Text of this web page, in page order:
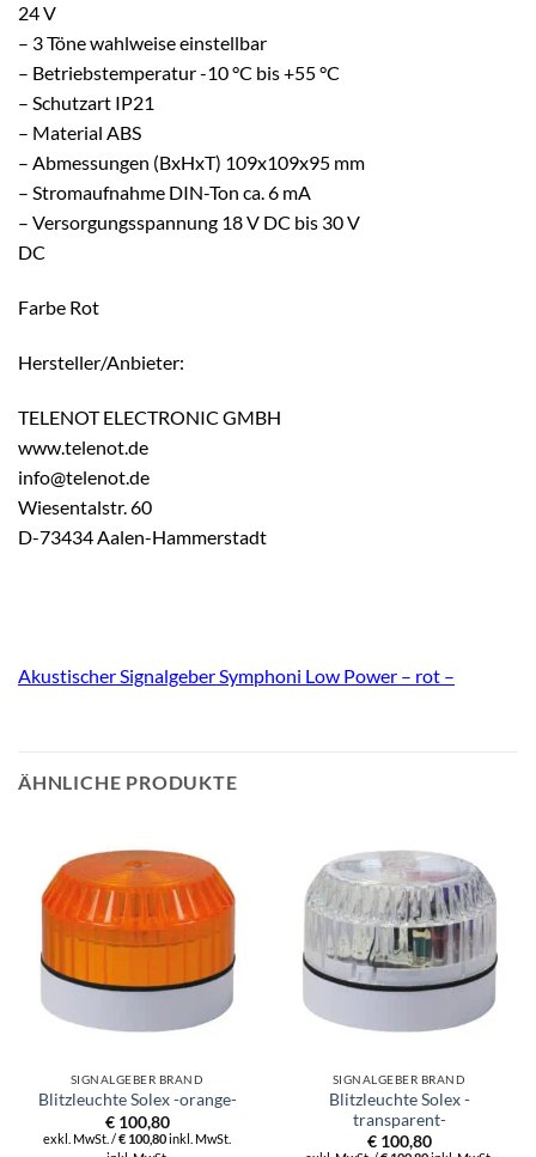
24 V
– 3 Töne wahlweise einstellbar
– Betriebstemperatur -10 °C bis +55 °C
– Schutzart IP21
– Material ABS
– Abmessungen (BxHxT) 109x109x95 mm
– Stromaufnahme DIN-Ton ca. 6 mA
– Versorgungsspannung 18 V DC bis 30 V
DC
Farbe Rot
Hersteller/Anbieter:
TELENOT ELECTRONIC GMBH
www.telenot.de
info@telenot.de
Wiesentalstr. 60
D-73434 Aalen-Hammerstadt
Akustischer Signalgeber Symphoni Low Power – rot –
ÄHNLICHE PRODUKTE
SIGNALGEBER BRAND
Blitzleuchte Solex -orange-
€100,80
exkl. MwSt. /€ 100,80inkl. MwSt.
SIGNALGEBER BRAND
Blitzleuchte Solex -
transparent-
€100,80